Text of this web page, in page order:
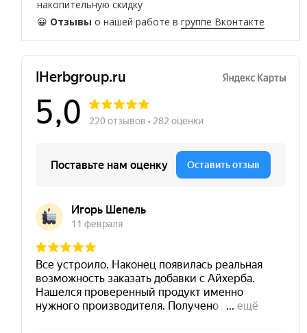
накопительную скидку
😀 Отзывы о нашей работе вгруппе Вконтакте